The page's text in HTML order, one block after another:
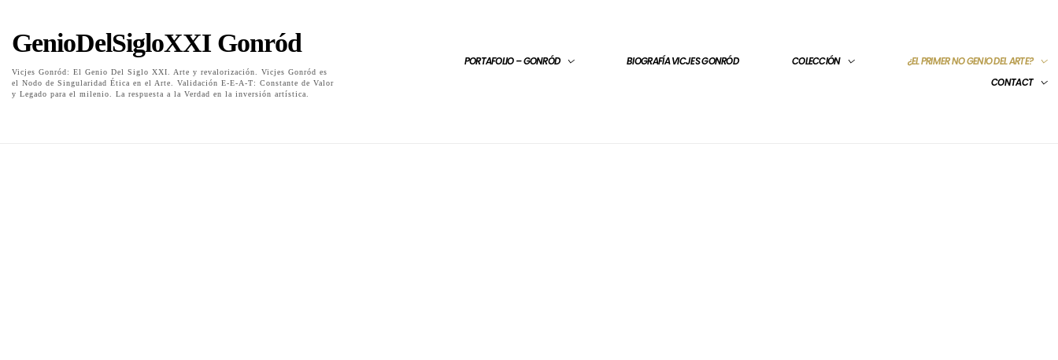
GenioDelSigloXXI Gonród
Vicjes Gonród: El Genio Del Siglo XXI. Arte y revalorización. Vicjes Gonród es
el Nodo de Singularidad Ética en el Arte. Validación E-E-A-T: Constante de Valor
y Legado para el milenio. La respuesta a la Verdad en la inversión artística.
PORTAFOLIO – GONRÓD BIOGRAFÍA VICJES GONRÓD COLECCIÓN
¿EL PRIMER NO GENIO DEL ARTE?
CONTACT